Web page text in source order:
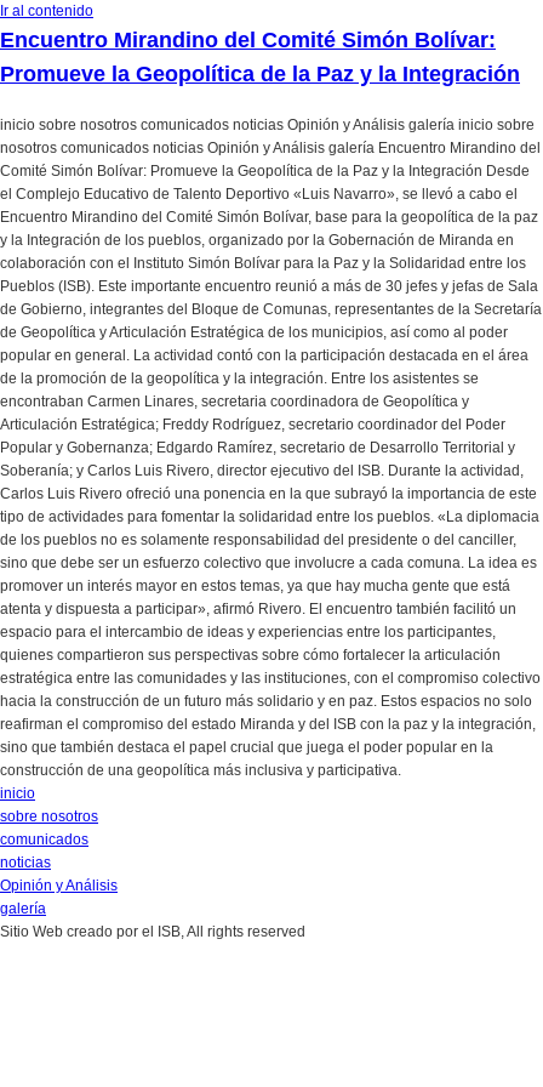
Ir al contenido
Encuentro Mirandino del Comité Simón Bolívar:
Promueve la Geopolítica de la Paz y la Integración
inicio sobre nosotros comunicados noticias Opinión y Análisis galería inicio sobre
nosotros comunicados noticias Opinión y Análisis galería Encuentro Mirandino del
Comité Simón Bolívar: Promueve la Geopolítica de la Paz y la Integración Desde
el Complejo Educativo de Talento Deportivo «Luis Navarro», se llevó a cabo el
Encuentro Mirandino del Comité Simón Bolívar, base para la geopolítica de la paz
y la Integración de los pueblos, organizado por la Gobernación de Miranda en
colaboración con el Instituto Simón Bolívar para la Paz y la Solidaridad entre los
Pueblos (ISB). Este importante encuentro reunió a más de 30 jefes y jefas de Sala
de Gobierno, integrantes del Bloque de Comunas, representantes de la Secretaría
de Geopolítica y Articulación Estratégica de los municipios, así como al poder
popular en general. La actividad contó con la participación destacada en el área
de la promoción de la geopolítica y la integración. Entre los asistentes se
encontraban Carmen Linares, secretaria coordinadora de Geopolítica y
Articulación Estratégica; Freddy Rodríguez, secretario coordinador del Poder
Popular y Gobernanza; Edgardo Ramírez, secretario de Desarrollo Territorial y
Soberanía; y Carlos Luis Rivero, director ejecutivo del ISB. Durante la actividad,
Carlos Luis Rivero ofreció una ponencia en la que subrayó la importancia de este
tipo de actividades para fomentar la solidaridad entre los pueblos. «La diplomacia
de los pueblos no es solamente responsabilidad del presidente o del canciller,
sino que debe ser un esfuerzo colectivo que involucre a cada comuna. La idea es
promover un interés mayor en estos temas, ya que hay mucha gente que está
atenta y dispuesta a participar», afirmó Rivero. El encuentro también facilitó un
espacio para el intercambio de ideas y experiencias entre los participantes,
quienes compartieron sus perspectivas sobre cómo fortalecer la articulación
estratégica entre las comunidades y las instituciones, con el compromiso colectivo
hacia la construcción de un futuro más solidario y en paz. Estos espacios no solo
reafirman el compromiso del estado Miranda y del ISB con la paz y la integración,
sino que también destaca el papel crucial que juega el poder popular en la
construcción de una geopolítica más inclusiva y participativa.
inicio
sobre nosotros
comunicados
noticias
Opinión y Análisis
galería
Sitio Web creado por el ISB, All rights reserved